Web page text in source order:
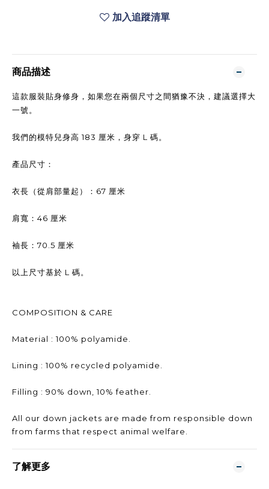
加入追蹤清單
商品描述
這款服裝貼身修身，如果您在兩個尺寸之間猶豫不決，建議選擇大
一號。
我們的模特兒身高 183 厘米，身穿 L 碼。
產品尺寸：
衣長（從肩部量起）： 67 厘米
肩寬： 46 厘米
袖長： 70.5 厘米
以上尺寸基於 L 碼。
COMPOSITION & CARE
Material : 100% polyamide.
Lining : 100% recycled polyamide.
Filling : 90% down, 10% feather.
All our down jackets are made from responsible down
from farms that respect animal welfare.
了解更多